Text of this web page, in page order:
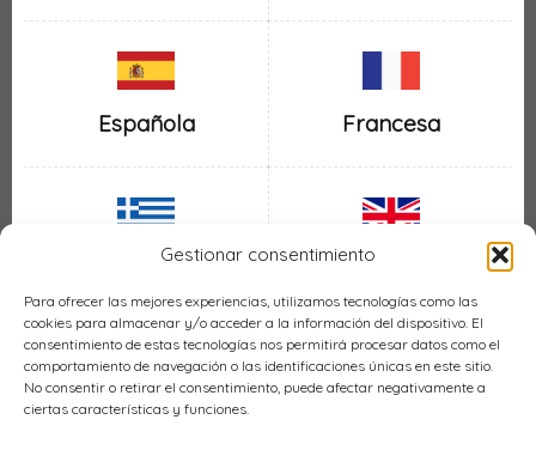
Gestionar consentimiento
Para ofrecer las mejores experiencias, utilizamos tecnologías como las
cookies para almacenar y/o acceder a la información del dispositivo. El
consentimiento de estas tecnologías nos permitirá procesar datos como el
comportamiento de navegación o las identificaciones únicas en este sitio.
No consentir o retirar el consentimiento, puede afectar negativamente a
ciertas características y funciones.
Española Francesa
Griega Inglesa
Italiana